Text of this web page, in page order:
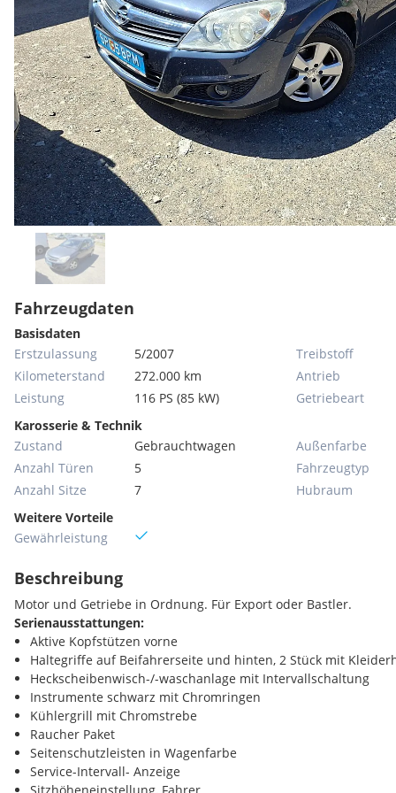
Fahrzeugdaten
Basisdaten
Erstzulassung
5/2007
Kilometerstand
272.000 km
Leistung
116 PS (85 kW)
Treibstoff
Antrieb
Getriebeart
Karosserie & Technik
Zustand
Gebrauchtwagen
Anzahl Türen
5
Anzahl Sitze
7
Außenfarbe
Fahrzeugtyp
Hubraum
Weitere Vorteile
Gewährleistung
Beschreibung
Motor und Getriebe in Ordnung. Für Export oder Bastler.
Serienausstattungen:
Aktive Kopfstützen vorne
Haltegriffe auf Beifahrerseite und hinten, 2 Stück mit
Heckscheibenwisch-/-waschanlage mit Intervallschaltung
Instrumente schwarz mit Chromringen
Kühlergrill mit Chromstrebe
Raucher Paket
Seitenschutzleisten in Wagenfarbe
Service-Intervall- Anzeige